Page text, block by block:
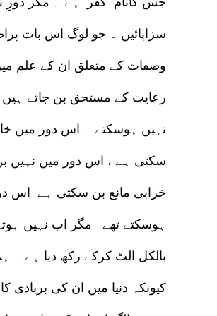
سزاپائیں ۔ جو لوگ اس بات
وصفات کے متعلق ان کے علم
رعایت کے مستحق بن جاتے ہیں
نہیں ہوسکتے ۔ اس دور میں
سکتی ہے ، اس دور میں نہیں
خرابی مانع بن سکتی ہے اس
ہوسکتے تھے مگر اب نہیں
بالکل الٹ کرکے رکھ دیا ہے
کیونکہ دنیا میں ان کی